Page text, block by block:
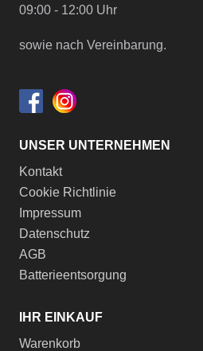
09:00 - 12:00 Uhr
sowie nach Vereinbarung.
UNSER UNTERNEHMEN
Kontakt
Cookie Richtlinie
Impressum
Datenschutz
AGB
Batterieentsorgung
IHR EINKAUF
Warenkorb